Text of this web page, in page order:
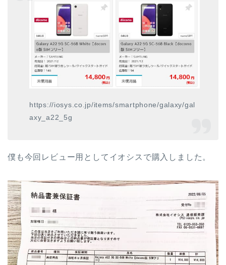
https://iosys.co.jp/items/smartphone/galaxy/gal
axy_a22_5g
僕も今回レビュー用としてイオシスで購入しました。